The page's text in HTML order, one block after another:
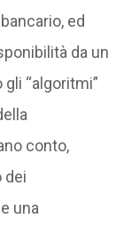
ed
da un
“algoritmi”
conto,
dei
una